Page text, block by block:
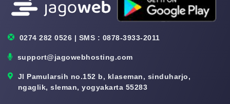
0274 282 0526 | SMS : 0878-3933-2011
support@jagowebhosting.com
Jl Pamularsih no.152 b, klaseman, sinduharjo,
ngaglik, sleman, yogyakarta 55283